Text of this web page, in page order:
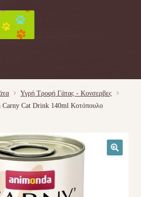
Υγρή Τροφή Γάτας - Kονσερβες
Carny Cat Drink 140ml Κοτόπουλο